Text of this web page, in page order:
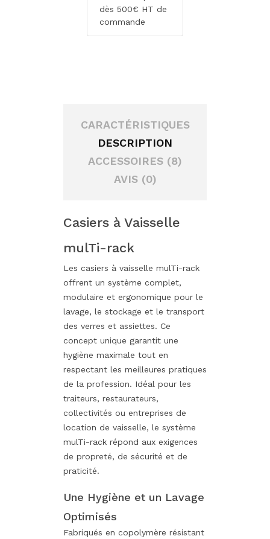
dès 500€ HT de
commande
CARACTÉRISTIQUES
DESCRIPTION
ACCESSOIRES (8)
AVIS (0)
Casiers à Vaisselle
mulTi-rack
Les casiers à vaisselle mulTi-rack
offrent un système complet,
modulaire et ergonomique pour le
lavage, le stockage et le transport
des verres et assiettes. Ce
concept unique garantit une
hygiène maximale tout en
respectant les meilleures pratiques
de la profession. Idéal pour les
traiteurs, restaurateurs,
collectivités ou entreprises de
location de vaisselle, le système
mulTi-rack répond aux exigences
de propreté, de sécurité et de
praticité.
Une Hygiène et un Lavage
Optimisés
Fabriqués en copolymère résistant